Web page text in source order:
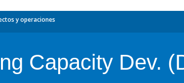
y operaciones
Capacity Dev.